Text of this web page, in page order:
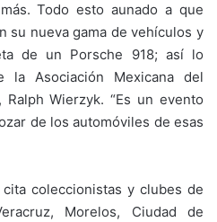
Todo esto aunado a que
su nueva gama de vehículos y
de un Porsche 918; así lo
la Asociación Mexicana del
Wierzyk. “Es un evento
de los automóviles de esas
coleccionistas y clubes de
Morelos, Ciudad de